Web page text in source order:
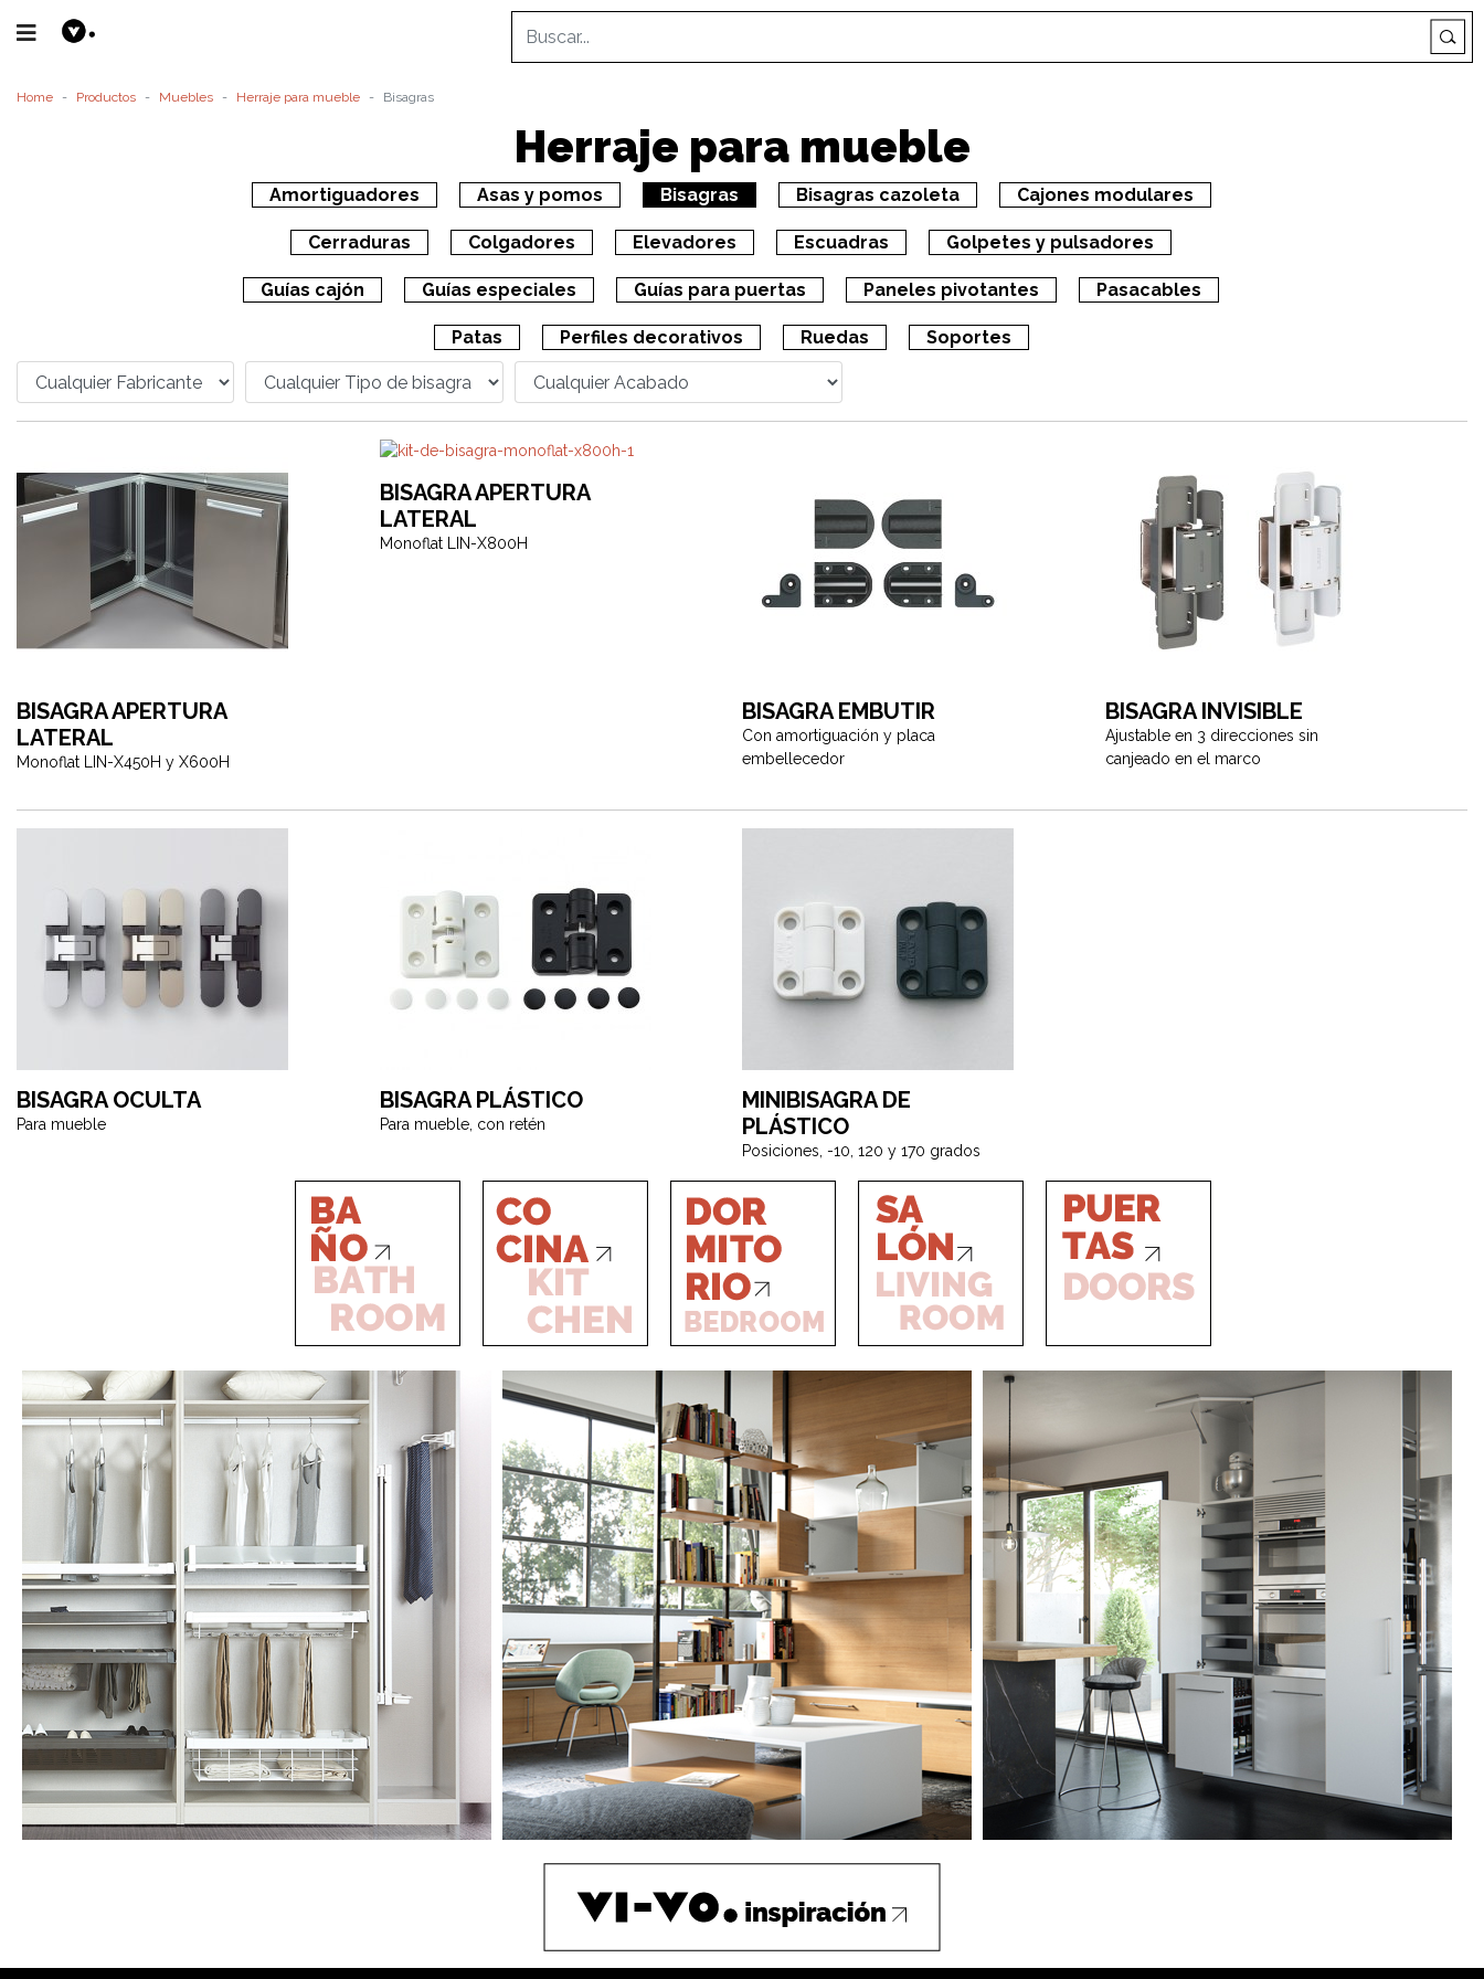
Home Productos Muebles Herraje para mueble Bisagras
Herraje para mueble
Amortiguadores Asas y pomos Bisagras Bisagras cazoleta Cajones modulares
Cerraduras Colgadores Elevadores Escuadras Golpetes y pulsadores
Guías cajón Guías especiales Guías para puertas Paneles pivotantes Pasacables
Patas Perfiles decorativos Ruedas Soportes
BISAGRA APERTURA
LATERAL
Monoflat LIN-X450H y X600H
BISAGRA APERTURA
LATERAL
Monoflat LIN-X800H
BISAGRA EMBUTIR
Con amortiguación y placa
embellecedor
BISAGRA INVISIBLE
Ajustable en 3 direcciones sin
canjeado en el marco
BISAGRA OCULTA
Para mueble
BISAGRA PLÁSTICO
Para mueble, con retén
MINIBISAGRA DE
PLÁSTICO
Posiciones, -10, 120 y 170 grados